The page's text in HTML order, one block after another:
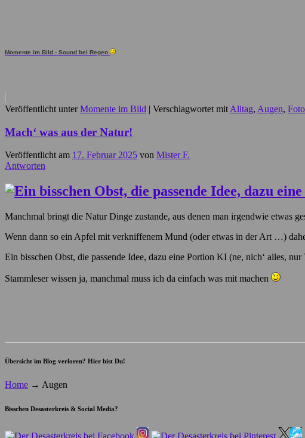
Momente im Bild - Sound bei Regen
Veröffentlicht unter Momente im Bild | Verschlagwortet mit Alltag, Augen,
Mach‘ was aus der Natur!
Veröffentlicht am 17. Februar 2025 von Mister F.
Antworten
Manchmal bringt die Natur Dinge zustande, aus denen man irgendwie etwas
Wenn dann so ein Apfel mit verkniffenem Mund (oder etwas in der Art …)
Ein bisschen Obst, die passende Idee, dazu eine Portion KI (ne, nich‘ alles,
Stammleser wissen ja, manchmal muss ich da einfach was mit machen
Übersicht im Blog verloren? Hier bist Du!
Home → Augen
Bisschen Desasterkreis & Social Media?